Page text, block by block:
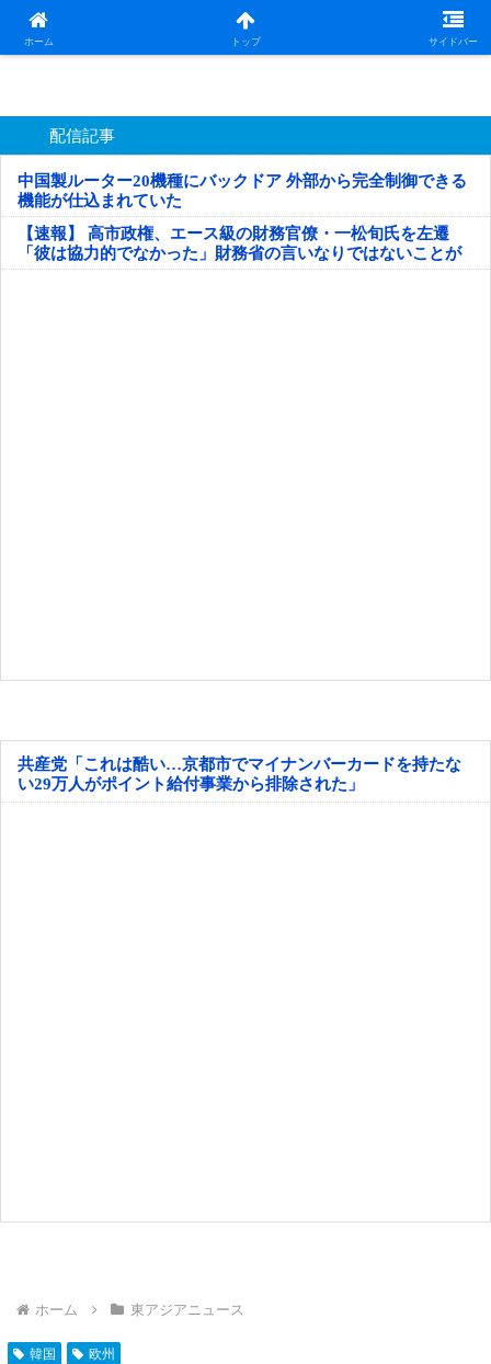
ホーム トップ サイドバー
日本第一！ニュース録
配信記事
中国製ルーター20機種にバックドア 外部から完全制御できる
機能が仕込まれていた
【速報】 高市政権、エース級の財務官僚・一松旬氏を左遷
「彼は協力的でなかった」財務省の言いなりではないことが
判明
共産党「これは酷い…京都市でマイナンバーカードを持たな
い29万人がポイント給付事業から排除された」
ホーム 東アジアニュース
韓国 欧州